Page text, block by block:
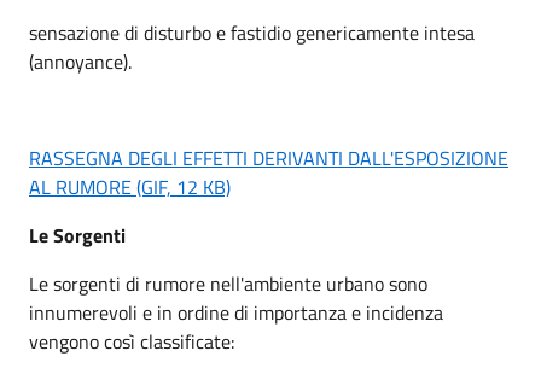
sensazione di disturbo e fastidio genericamente intesa
(annoyance).
RASSEGNA DEGLI EFFETTI DERIVANTI DALL'ESPOSIZIONE
AL RUMORE (GIF, 12 KB)
Le Sorgenti
Le sorgenti di rumore nell'ambiente urbano sono
innumerevoli e in ordine di importanza e incidenza
vengono così classificate: